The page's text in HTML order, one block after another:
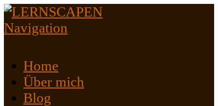
Navigation
Home
Über mich
Blog